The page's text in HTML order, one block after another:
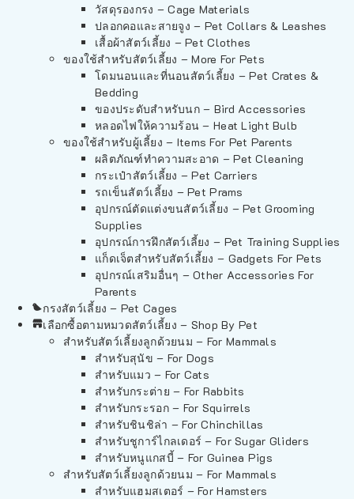
วัสดุรองกรง – Cage Materials
ปลอกคอและสายจูง – Pet Collars & Leashes
เสื้อผ้าสัตว์เลี้ยง – Pet Clothes
ของใช้สำหรับสัตว์เลี้ยง – More For Pets
โดมนอนและที่นอนสัตว์เลี้ยง – Pet Crates &
Bedding
ของประดับสำหรับนก – Bird Accessories
หลอดไฟให้ความร้อน – Heat Light Bulb
ของใช้สำหรับผู้เลี้ยง – Items For Pet Parents
ผลิตภัณฑ์ทำความสะอาด – Pet Cleaning
กระเป๋าสัตว์เลี้ยง – Pet Carriers
รถเข็นสัตว์เลี้ยง – Pet Prams
อุปกรณ์ตัดแต่งขนสัตว์เลี้ยง – Pet Grooming
Supplies
อุปกรณ์การฝึกสัตว์เลี้ยง – Pet Training Supplies
แก็ดเจ็ตสำหรับสัตว์เลี้ยง – Gadgets For Pets
อุปกรณ์เสริมอื่นๆ – Other Accessories For
Parents
กรงสัตว์เลี้ยง – Pet Cages
เลือกซื้อตามหมวดสัตว์เลี้ยง – Shop By Pet
สำหรับสัตว์เลี้ยงลูกด้วยนม – For Mammals
สำหรับสุนัข – For Dogs
สำหรับแมว – For Cats
สำหรับกระต่าย – For Rabbits
สำหรับกระรอก – For Squirrels
สำหรับชินชิล่า – For Chinchillas
สำหรับชูการ์ไกลเดอร์ – For Sugar Gliders
สำหรับหนูแกสบี้ – For Guinea Pigs
สำหรับสัตว์เลี้ยงลูกด้วยนม – For Mammals
สำหรับแฮมสเตอร์ – For Hamsters